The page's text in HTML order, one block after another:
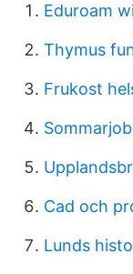
Eduroam
Thymus
Frukost
Cad och
Lunds